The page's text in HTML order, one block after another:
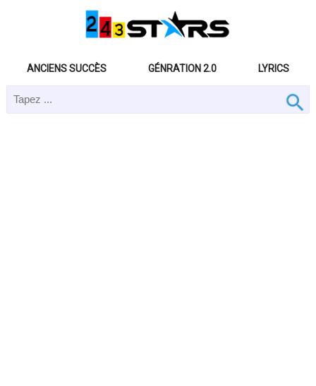
ANCIENS SUCCÈS GÉNRATION 2.0 LYRICS